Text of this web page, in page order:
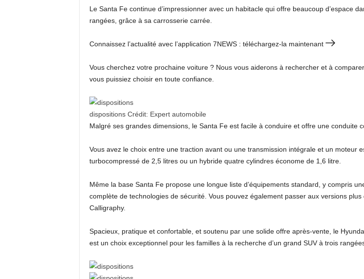
Le Santa Fe continue d’impressionner avec un habitacle qui offre beaucoup d’espace
rangées, grâce à sa carrosserie carrée.
Connaissez l’actualité avec l’application 7NEWS : téléchargez-la maintenant
Vous cherchez votre prochaine voiture ? Nous vous aiderons à rechercher et à
vous puissiez choisir en toute confiance.
dispositionsCrédit: Expert automobile
Malgré ses grandes dimensions, le Santa Fe est facile à conduire et offre une conduite
Vous avez le choix entre une traction avant ou une transmission intégrale et un moteur
turbocompressé de 2,5 litres ou un hybride quatre cylindres économe de 1,6 litre.
Même la base Santa Fe propose une longue liste d’équipements standard, y compris
complète de technologies de sécurité. Vous pouvez également passer aux versions plus
Calligraphy.
Spacieux, pratique et confortable, et soutenu par une solide offre après-vente, le
est un choix exceptionnel pour les familles à la recherche d’un grand SUV à trois